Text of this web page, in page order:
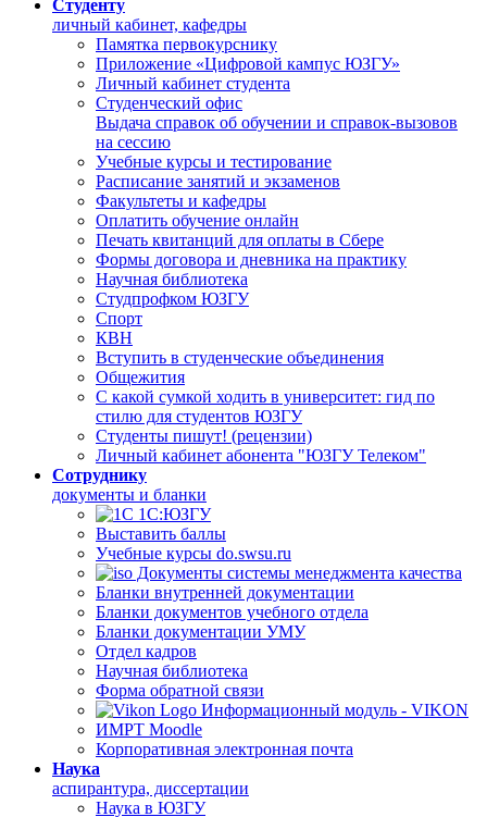
Студенту
личный кабинет, кафедры
Памятка первокурснику
Приложение «Цифровой кампус ЮЗГУ»
Личный кабинет студента
Студенческий офис
Выдача справок об обучении и справок-вызовов
на сессию
Учебные курсы и тестирование
Расписание занятий и экзаменов
Факультеты и кафедры
Оплатить обучение онлайн
Печать квитанций для оплаты в Сбере
Формы договора и дневника на практику
Научная библиотека
Студпрофком ЮЗГУ
Спорт
КВН
Вступить в студенческие объединения
Общежития
С какой сумкой ходить в университет: гид по
стилю для студентов ЮЗГУ
Студенты пишут! (рецензии)
Личный кабинет абонента "ЮЗГУ Телеком"
Сотруднику
документы и бланки
1С:ЮЗГУ
Выставить баллы
Учебные курсы do.swsu.ru
Документы системы менеджмента качества
Бланки внутренней документации
Бланки документов учебного отдела
Бланки документации УМУ
Отдел кадров
Научная библиотека
Форма обратной связи
Информационный модуль - VIKON
ИМРТ Moodle
Корпоративная электронная почта
Наука
аспирантура, диссертации
Наука в ЮЗГУ